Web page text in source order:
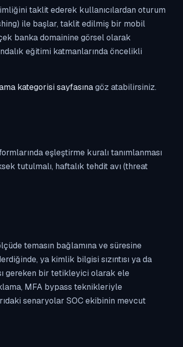
taklit ederek kullanıcılardan oturum
ile başlar, taklit edilmiş bir mobil
banka domainine görsel olarak
eğitimi katmanlarında öncelikli
kategorisi sayfasınagöz atabilirsiniz.
eşleştirme kuralı tanımlanması
tutulmalı, haftalık tehdit avı (threat
temasın bağlamına ve süresine
ya kimlik bilgisi sızıntısı ya da
gereken bir tetikleyici olarak ele
MFA bypass teknikleriyle
senaryolar SOC ekibinin mevcut